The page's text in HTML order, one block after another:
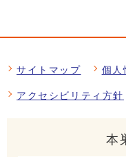
サイトマップ 個人
アクセシビリティ方針
本